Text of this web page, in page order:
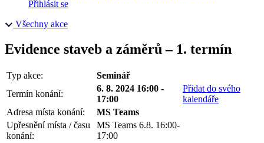
Přihlásit se
Všechny akce
Evidence staveb a záměrů –⁠⁠⁠⁠⁠⁠ 1. termín
Typ akce:
Seminář
Termín konání:
6. 8. 2024 16:00 -
17:00
Přidat do svého
kalendáře
Adresa místa konání:
MS Teams
Upřesnění místa / času
konání:
MS Teams 6.8. 16:00-
17:00